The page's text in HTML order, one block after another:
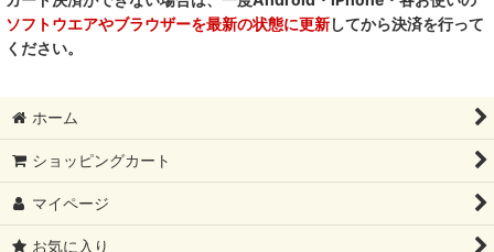
ソフトウエアやブラウザーを最新の状態に更新してから決済を行って
ください。
ホーム
ショッピングカート
マイページ
お気に入り